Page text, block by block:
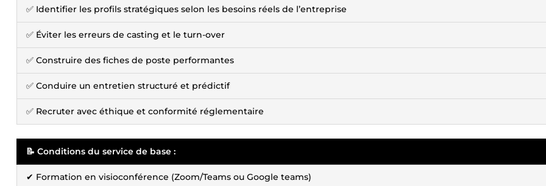
✅ Identifier les profils stratégiques selon les besoins réels de l’entreprise
✅ Éviter les erreurs de casting et le turn-over
✅ Construire des fiches de poste performantes
✅ Conduire un entretien structuré et prédictif
✅ Recruter avec éthique et conformité réglementaire
📝 Conditions du service de base :
✔ Formation en visioconférence (Zoom/Teams ou Google teams)